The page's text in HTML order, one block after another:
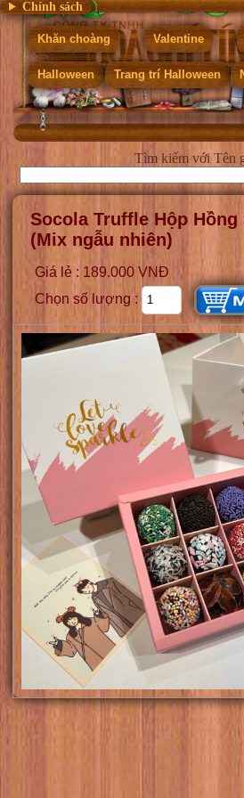
Chính sách
Khăn choàng Valentine
Halloween Trang trí Halloween
Tìm kiếm với Tên
Socola Truffle Hộp Hồng
(Mix ngẫu nhiên)
Giá lẻ : 189.000 VNĐ
Chọn số lượng :